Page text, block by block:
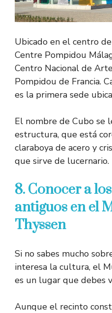
Ubicado en el centro
Centre Pompidou
Centro Nacional de
Pompidou de Francia.
es la primera sede
El nombre de Cubo se
estructura, que está
claraboya de acero y
que sirve de lucernario.
8. Conocer a
antiguos en el
Thyssen
Si no sabes mucho
interesa la cultura, el
es un lugar que debes
Aunque el recinto